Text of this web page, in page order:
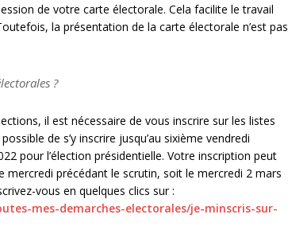
de votre carte électorale. Cela facilite le travail
la présentation de la carte électorale n’est pas
?
il est nécessaire de vous inscrire sur les listes
de s’y inscrire jusqu’au sixième vendredi
pour l’élection présidentielle. Votre inscription peut
mercredi précédant le scrutin, soit le mercredi 2 mars
vous en quelques clics sur :
mes-demarches-electorales/je-minscris-sur-